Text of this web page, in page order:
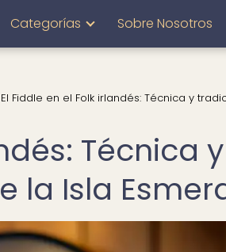
Categorías Sobre Nosotros
El Fiddle en el Folk irlandés: Técnica y
Técnica y
la Isla